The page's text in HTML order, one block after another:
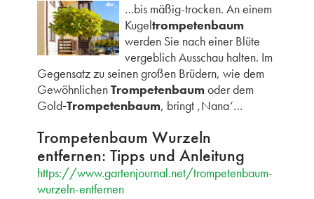
…bis mäßig-trocken. An einem
Kugeltrompetenbaum
werden Sie nach einer Blüte
vergeblich Ausschau halten. Im
Gegensatz zu seinen großen Brüdern, wie dem
GewöhnlichenTrompetenbaumoder dem
Gold-Trompetenbaum, bringt ‚Nana‘…
Trompetenbaum Wurzeln
entfernen: Tipps und Anleitung
https://www.gartenjournal.net/trompetenbaum-
wurzeln-entfernen